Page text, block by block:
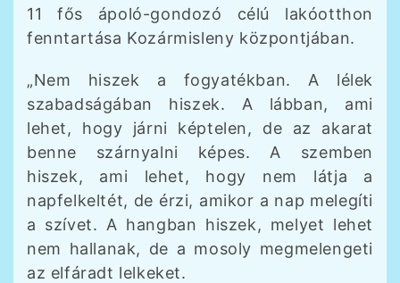
11 fős ápoló-gondozó célú lakóotthon
fenntartása Kozármisleny központjában.
„Nem hiszek a fogyatékban. A lélek
szabadságában hiszek. A lábban, ami
lehet, hogy járni képtelen, de az akarat
benne szárnyalni képes. A szemben
hiszek, ami lehet, hogy nem látja a
napfelkeltét, de érzi, amikor a nap melegíti
a szívet. A hangban hiszek, melyet lehet
nem hallanak, de a mosoly megmelengeti
az elfáradt lelkeket.